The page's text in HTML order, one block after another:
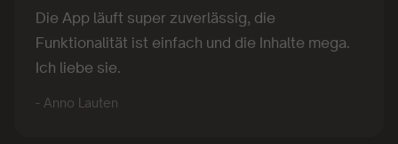
Funktionalität ist einfach und die Inhalte mega.
Ich liebe sie.